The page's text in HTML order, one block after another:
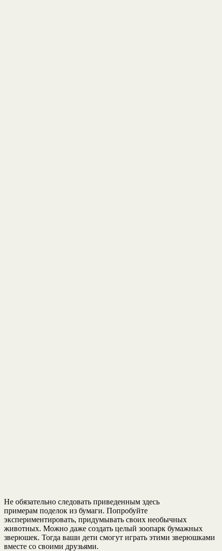
Не обязательно следовать приведенным здесь
примерам поделок из бумаги. Попробуйте
экспериментировать, придумывать своих необычных
животных. Можно даже создать целый зоопарк бумажных
зверюшек. Тогда ваши дети смогут играть этими зверюшками
вместе со своими друзьями.